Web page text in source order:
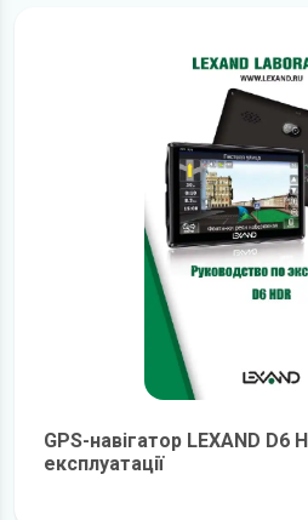
GPS-навігатор LEXAND D6
експлуатації